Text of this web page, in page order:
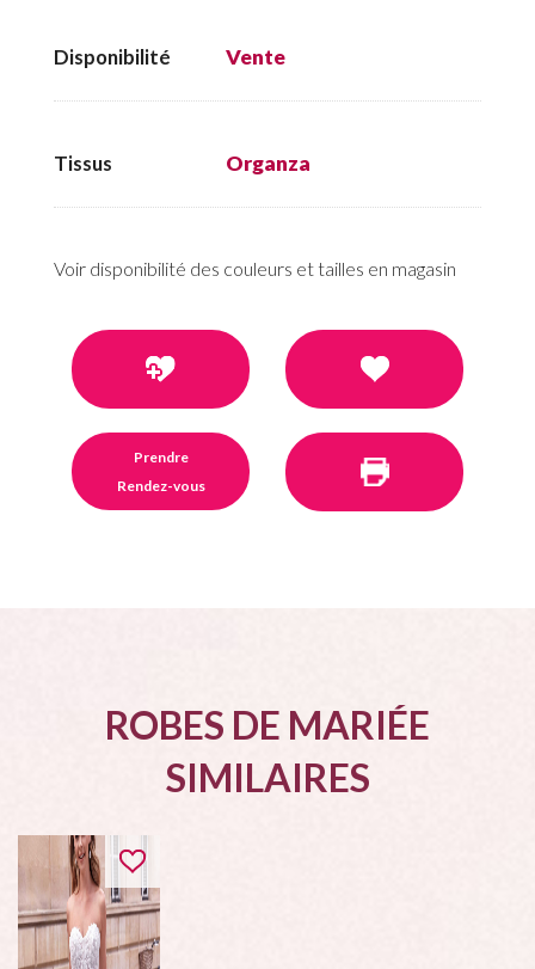
Disponibilité Vente
Tissus Organza
Voir disponibilité des couleurs et tailles en magasin
Prendre
Rendez-vous
ROBES DE MARIÉE
SIMILAIRES